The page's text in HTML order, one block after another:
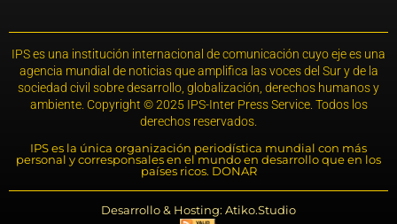
IPS es una institución internacional de comunicación cuyo eje es una
agencia mundial de noticias que amplifica las voces del Sur y de la
sociedad civil sobre desarrollo, globalización, derechos humanos y
ambiente. Copyright © 2025 IPS-Inter Press Service. Todos los
derechos reservados.
IPS es la única organización periodística mundial con más
personal y corresponsales en el mundo en desarrollo que en los
países ricos. DONAR
Desarrollo & Hosting: Atiko.Studio